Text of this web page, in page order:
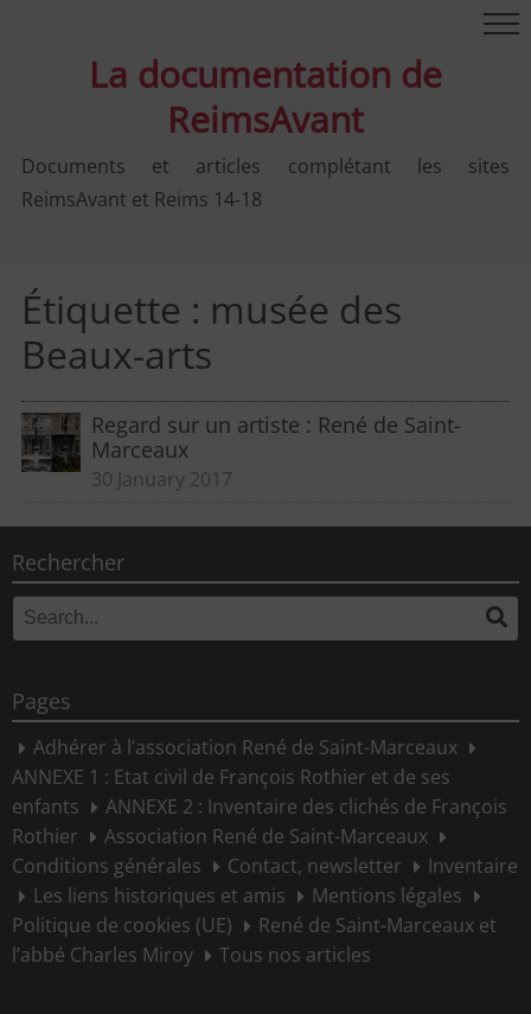
La documentation de
ReimsAvant
Documents et articles complétant les sites
ReimsAvant et Reims 14-18
Étiquette : musée des
Beaux-arts
Regard sur un artiste : René de Saint-
Marceaux
30 January 2017
Rechercher
Search
for:
Pages
Adhérer à l’association René de Saint-Marceaux
ANNEXE 1 : Etat civil de François Rothier et de ses
enfants
ANNEXE 2 : Inventaire des clichés de François
Rothier
Association René de Saint-Marceaux
Conditions générales
Contact, newsletter
Inventaire
Les liens historiques et amis
Mentions légales
Politique de cookies (UE)
René de Saint-Marceaux et
l’abbé Charles Miroy
Tous nos articles